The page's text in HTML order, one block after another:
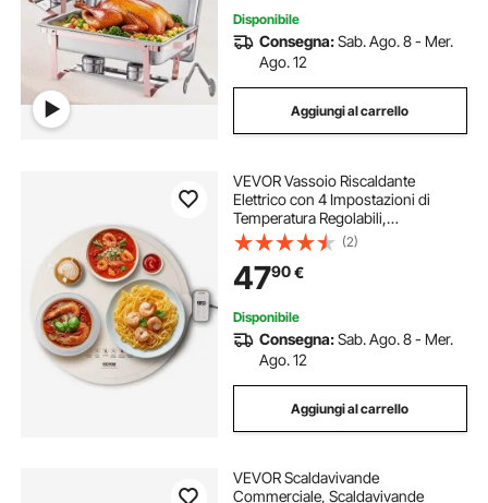
Disponibile
Consegna:Sab. Ago. 8 - Mer.
Ago. 12
Aggiungi al carrello
VEVOR Vassoio Riscaldante
Elettrico con 4 Impostazioni di
Temperatura Regolabili,
Scaldavivande in Silicone
Arrotolabile Portatile, con
Spegnimento Automatico, Blocco
Bambini, per Feste Ristorazione
(2)
4790€
Disponibile
Consegna:Sab. Ago. 8 - Mer.
Ago. 12
Aggiungi al carrello
VEVOR Scaldavivande
Commerciale, Scaldavivande